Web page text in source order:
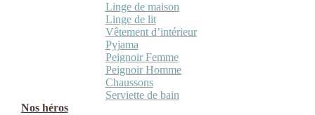
Linge de maison
Linge de lit
Vêtement d’intérieur
Pyjama
Peignoir Femme
Peignoir Homme
Chaussons
Serviette de bain
Nos héros